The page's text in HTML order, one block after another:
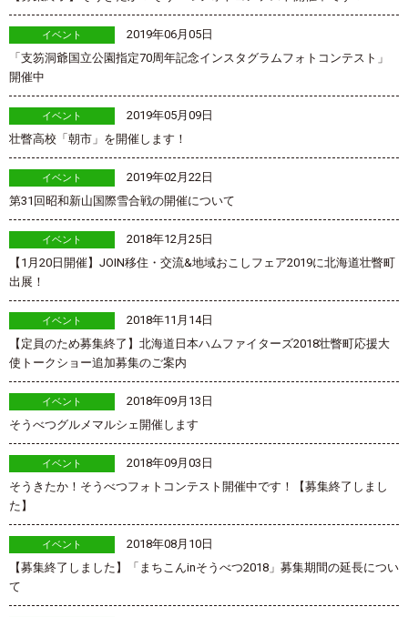
イベント
2019年06月05日
「支笏洞爺国立公園指定70周年記念インスタグラムフォトコンテスト」
開催中
イベント
2019年05月09日
壮瞥高校「朝市」を開催します！
イベント
2019年02月22日
第31回昭和新山国際雪合戦の開催について
イベント
2018年12月25日
【1月20日開催】JOIN移住・交流&地域おこしフェア2019に北海道壮瞥町
出展！
イベント
2018年11月14日
【定員のため募集終了】北海道日本ハムファイターズ2018壮瞥町応援大
使トークショー追加募集のご案内
イベント
2018年09月13日
そうべつグルメマルシェ開催します
イベント
2018年09月03日
そうきたか！そうべつフォトコンテスト開催中です！【募集終了しまし
た】
イベント
2018年08月10日
【募集終了しました】「まちこんinそうべつ2018」募集期間の延長につい
て